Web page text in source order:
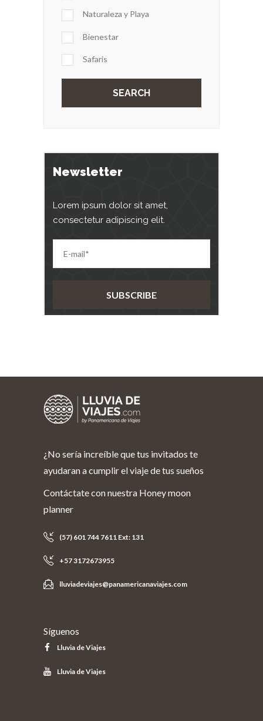
Naturaleza y Playa
Bienestar
Safaris
Newsletter
Lorem ipsum dolor sit amet,
consectetur adipiscing elit.
¿No sería increíble que tus invitados te
ayudaran a cumplir el viaje de tus sueños
Contáctate con nuestra Honey moon
planner
(57) 601 744 7611 Ext: 131
+57 3172673955
lluviadeviajes@panamericanaviajes.com
Síguenos
Lluvia de Viajes
Lluvia de Viajes